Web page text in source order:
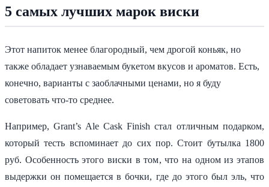
5 самых лучших марок виски
Этот напиток менее благородный, чем дрогой коньяк, но
также обладает узнаваемым букетом вкусов и ароматов. Есть,
конечно, варианты с заоблачными ценами, но я буду
советовать что-то среднее.
Например, Grant’s Ale Cask Finish стал отличным подарком,
который тесть вспоминает до сих пор. Стоит бутылка 1800
руб. Особенность этого виски в том, что на одном из этапов
выдержки он помещается в бочки, где до этого был эль, что